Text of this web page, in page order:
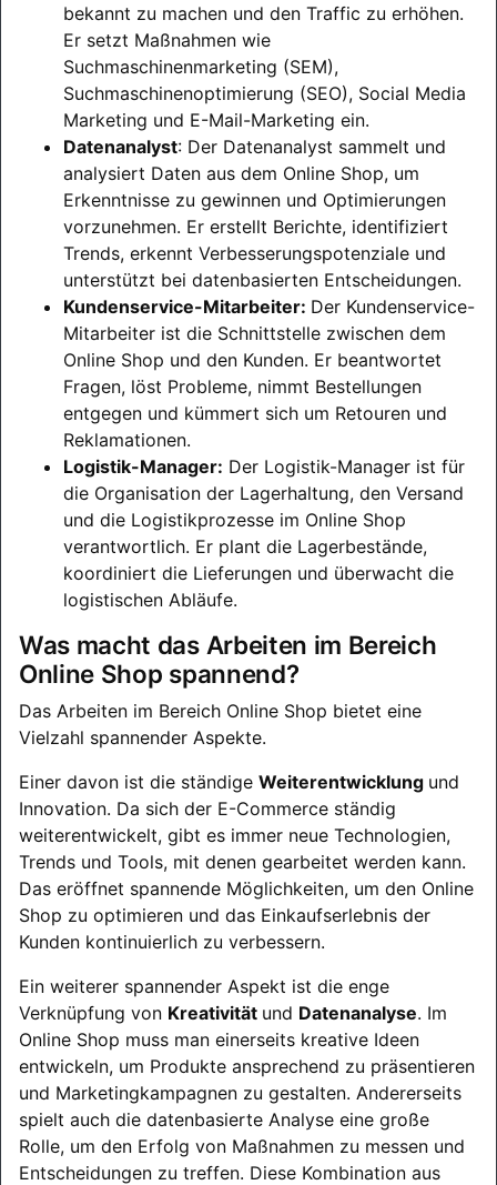
bekannt zu machen und den Traffic zu erhöhen.
Er setzt Maßnahmen wie
Suchmaschinenmarketing (SEM),
Suchmaschinenoptimierung (SEO), Social Media
Marketing und E-Mail-Marketing ein.
Datenanalyst: Der Datenanalyst sammelt und
analysiert Daten aus dem Online Shop, um
Erkenntnisse zu gewinnen und Optimierungen
vorzunehmen. Er erstellt Berichte, identifiziert
Trends, erkennt Verbesserungspotenziale und
unterstützt bei datenbasierten Entscheidungen.
Kundenservice-Mitarbeiter: Der Kundenservice-
Mitarbeiter ist die Schnittstelle zwischen dem
Online Shop und den Kunden. Er beantwortet
Fragen, löst Probleme, nimmt Bestellungen
entgegen und kümmert sich um Retouren und
Reklamationen.
Logistik-Manager: Der Logistik-Manager ist für
die Organisation der Lagerhaltung, den Versand
und die Logistikprozesse im Online Shop
verantwortlich. Er plant die Lagerbestände,
koordiniert die Lieferungen und überwacht die
logistischen Abläufe.
Was macht das Arbeiten im Bereich
Online Shop spannend?
Das Arbeiten im Bereich Online Shop bietet eine
Vielzahl spannender Aspekte.
Einer davon ist die ständige Weiterentwicklung und
Innovation. Da sich der E-Commerce ständig
weiterentwickelt, gibt es immer neue Technologien,
Trends und Tools, mit denen gearbeitet werden kann.
Das eröffnet spannende Möglichkeiten, um den Online
Shop zu optimieren und das Einkaufserlebnis der
Kunden kontinuierlich zu verbessern.
Ein weiterer spannender Aspekt ist die enge
Verknüpfung von Kreativität und Datenanalyse. Im
Online Shop muss man einerseits kreative Ideen
entwickeln, um Produkte ansprechend zu präsentieren
und Marketingkampagnen zu gestalten. Andererseits
spielt auch die datenbasierte Analyse eine große
Rolle, um den Erfolg von Maßnahmen zu messen und
Entscheidungen zu treffen. Diese Kombination aus